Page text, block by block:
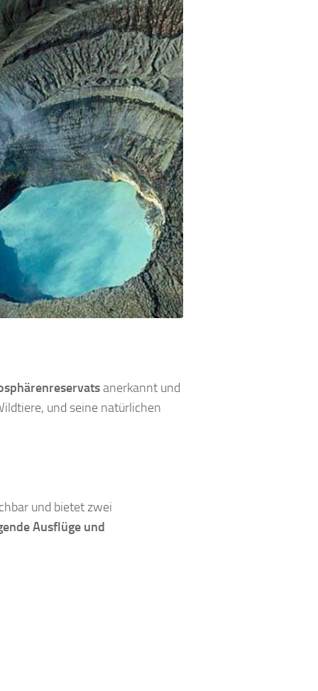
anerkannt und
und seine natürlichen
und bietet zwei
Ausflüge und